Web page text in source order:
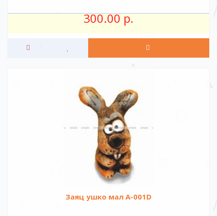
300.00 р.
Заяц ушко мал A-001D